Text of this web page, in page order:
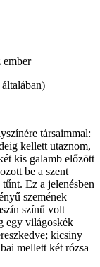
ember
társaimmal:
kellett utaznom,
kis galamb előzött
be a szent
Ez a jelenésben
szemének
színű volt
egy világoskék
kicsiny
mellett két rózsa